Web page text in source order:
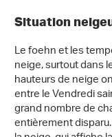
Situation
Le foehn et les
neige, surtout dans
hauteurs de neige
entre le Vendredi
grand nombre de
entièrement